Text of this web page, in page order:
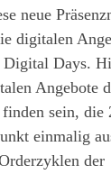
neue
digitalen
Digital Days.
Angebote
sein, die
einmalig
der